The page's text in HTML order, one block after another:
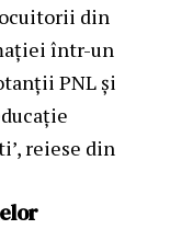
din
într-un
PNL și
reiese din